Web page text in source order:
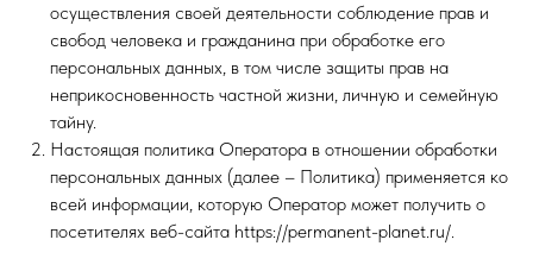
осуществления своей деятельности соблюдение прав и
свобод человека и гражданина при обработке его
персональных данных, в том числе защиты прав на
неприкосновенность частной жизни, личную и семейную
тайну.
Настоящая политика Оператора в отношении обработки
персональных данных (далее – Политика) применяется ко
всей информации, которую Оператор может получить о
посетителях веб-сайта https://permanent-planet.ru/.